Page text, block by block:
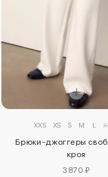
XXS XS S M L
Брюки-джоггеры
кроя
3870 ₽